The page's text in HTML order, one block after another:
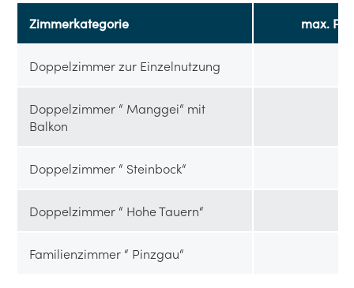
Zimmerkategorie max.
Doppelzimmer zur Einzelnutzung
Doppelzimmer “ Manggei“ mit
Balkon
Doppelzimmer “ Steinbock“
Doppelzimmer “ Hohe Tauern“
Familienzimmer “ Pinzgau“